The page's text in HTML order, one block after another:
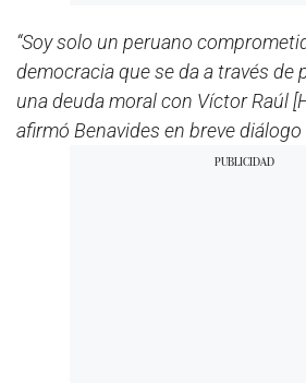
“Soy solo un peruano
democracia que se da a través de
una deuda moral con Víctor Raúl
afirmó Benavides en breve